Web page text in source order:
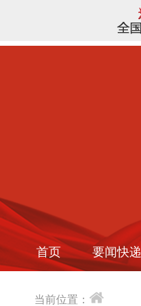
首页 要闻快递
当前位置：